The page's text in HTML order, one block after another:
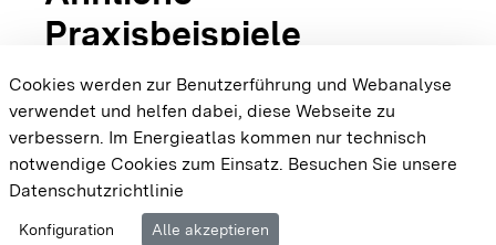
Praxisbeispiele
{{#displayPraxisbeispielMap}} {{{body}}}
{{/displayPraxisbeispielMap}}
Cookie-EinstellungenBarrierefreiheit
Impressum
Cookies werden zur Benutzerführung und Webanalyse
verwendet und helfen dabei, diese Webseite zu
verbessern. Im Energieatlas kommen nur technisch
notwendige Cookies zum Einsatz. Besuchen Sie unsere
Datenschutzrichtlinie
Konfiguration Alle akzeptieren